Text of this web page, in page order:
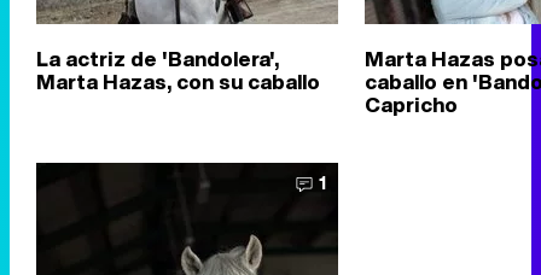
La actriz de 'Bandolera',
Marta Hazas, con su caballo
Marta Hazas
caballo en
Capricho
1